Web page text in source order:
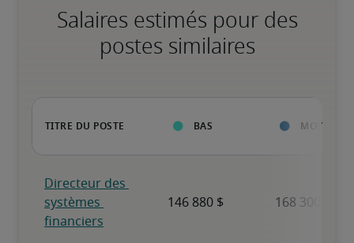
Salaires estimés pour des
postes similaires